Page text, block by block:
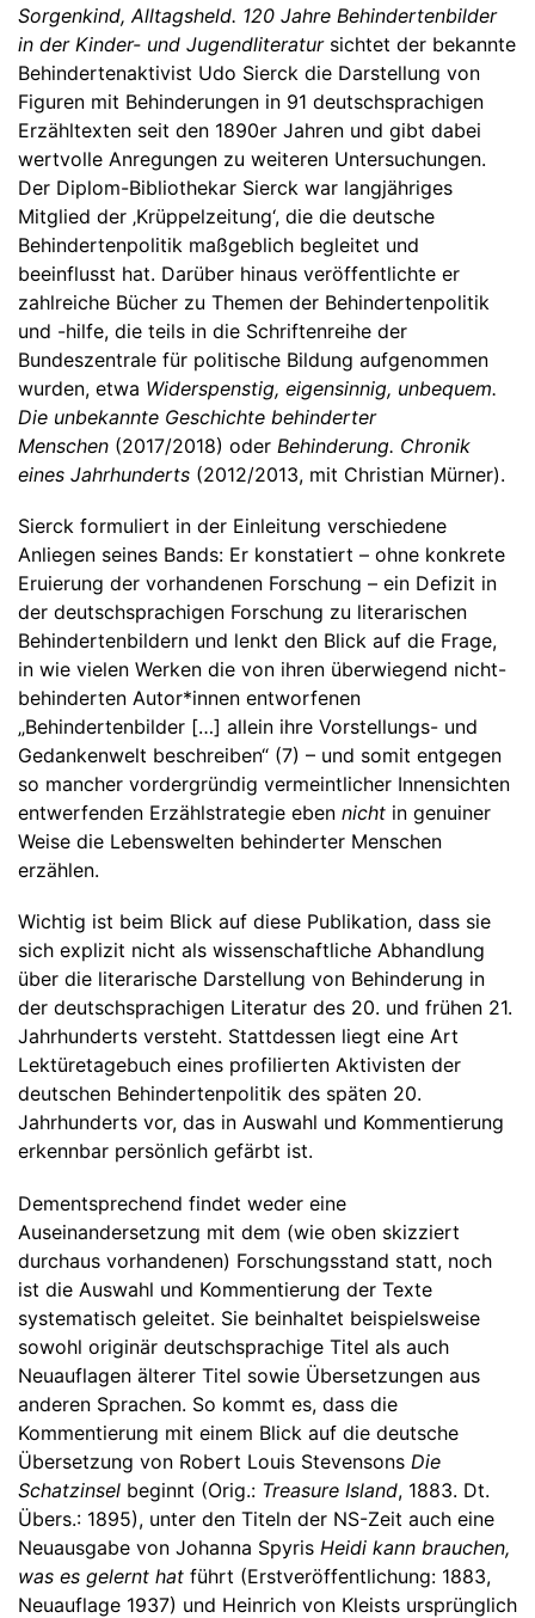
Sorgenkind, Alltagsheld. 120 Jahre Behindertenbilder
in der Kinder- und Jugendliteratursichtet der bekannte
Behindertenaktivist Udo Sierck die Darstellung von
Figuren mit Behinderungen in 91 deutschsprachigen
Erzähltexten seit den 1890er Jahren und gibt dabei
wertvolle Anregungen zu weiteren Untersuchungen.
Der Diplom-Bibliothekar Sierck war langjähriges
Mitglied der ‚Krüppelzeitung‘, die die deutsche
Behindertenpolitik maßgeblich begleitet und
beeinflusst hat. Darüber hinaus veröffentlichte er
zahlreiche Bücher zu Themen der Behindertenpolitik
und -hilfe, die teils in die Schriftenreihe der
Bundeszentrale für politische Bildung aufgenommen
wurden, etwa Widerspenstig, eigensinnig, unbequem.
Die unbekannte Geschichte behinderter
Menschen (2017/2018) oder Behinderung. Chronik
eines Jahrhunderts (2012/2013, mit Christian Mürner).
Sierck formuliert in der Einleitung verschiedene
Anliegen seines Bands: Er konstatiert – ohne konkrete
Eruierung der vorhandenen Forschung – ein Defizit in
der deutschsprachigen Forschung zu literarischen
Behindertenbildern und lenkt den Blick auf die Frage,
in wie vielen Werken die von ihren überwiegend nicht-
behinderten Autor*innen entworfenen
„Behindertenbilder […] allein ihre Vorstellungs- und
Gedankenwelt beschreiben“ (7) – und somit entgegen
so mancher vordergründig vermeintlicher Innensichten
entwerfenden Erzählstrategie eben nicht in genuiner
Weise die Lebenswelten behinderter Menschen
erzählen.
Wichtig ist beim Blick auf diese Publikation, dass sie
sich explizit nicht als wissenschaftliche Abhandlung
über die literarische Darstellung von Behinderung in
der deutschsprachigen Literatur des 20. und frühen 21.
Jahrhunderts versteht. Stattdessen liegt eine Art
Lektüretagebuch eines profilierten Aktivisten der
deutschen Behindertenpolitik des späten 20.
Jahrhunderts vor, das in Auswahl und Kommentierung
erkennbar persönlich gefärbt ist.
Dementsprechend findet weder eine
Auseinandersetzung mit dem (wie oben skizziert
durchaus vorhandenen) Forschungsstand statt, noch
ist die Auswahl und Kommentierung der Texte
systematisch geleitet. Sie beinhaltet beispielsweise
sowohl originär deutschsprachige Titel als auch
Neuauflagen älterer Titel sowie Übersetzungen aus
anderen Sprachen. So kommt es, dass die
Kommentierung mit einem Blick auf die deutsche
Übersetzung von Robert Louis Stevensons Die
Schatzinsel beginnt (Orig.: Treasure Island, 1883. Dt.
Übers.: 1895), unter den Titeln der NS-Zeit auch eine
Neuausgabe von Johanna Spyris Heidi kann brauchen,
was es gelernt hat führt (Erstveröffentlichung: 1883,
Neuauflage 1937) und Heinrich von Kleists ursprünglich